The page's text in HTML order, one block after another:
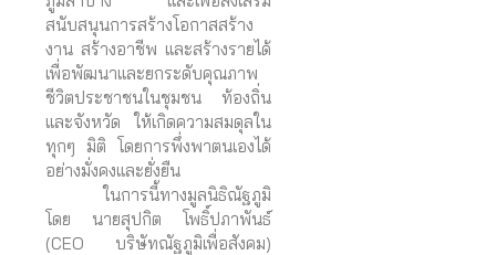
สนับสนุนการสร้างโอกาสสร้าง
งาน สร้างอาชีพ และสร้างรายได้
เพื่อพัฒนาและยกระดับคุณภาพ
ชีวิตประชาชนในชุมชน ท้องถิ่น
และจังหวัด ให้เกิดความสมดุลใน
ทุกๆ มิติ โดยการพึ่งพาตนเองได้
อย่างมั่งคงและยั่งยืน
ในการนี้ทางมูลนิธิณัฐภูมิ
โดย นายสุปกิต โพธิ์ปภาพันธ์
(CEO บริษัทณัฐภูมิเพื่อสังคม)